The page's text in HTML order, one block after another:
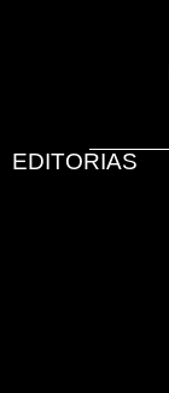
EDITORIAS